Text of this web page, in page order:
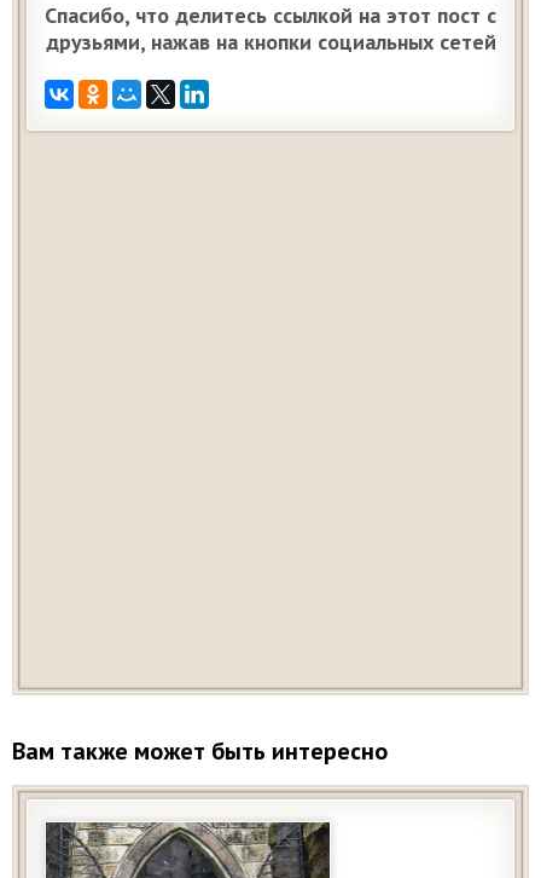
Спасибо, что делитесь ссылкой на этот пост с
друзьями, нажав на кнопки социальных сетей
Вам также может быть интересно